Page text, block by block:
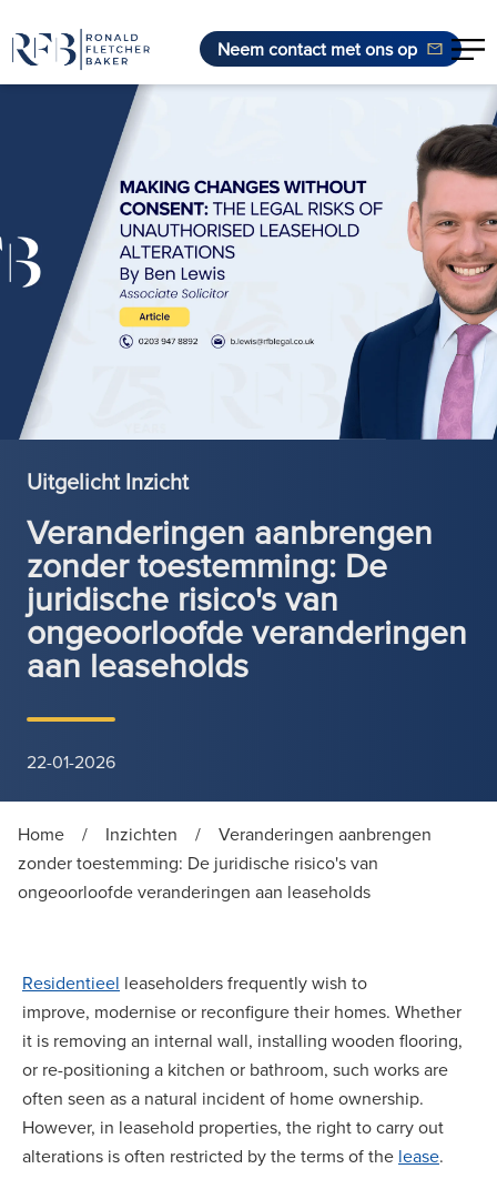
Ga naar de inhoud
Neem contact met ons op
Uitgelicht Inzicht
Veranderingen aanbrengen
zonder toestemming: De
juridische risico's van
ongeoorloofde veranderingen
aan leaseholds
22-01-2026
Home / Inzichten /
Veranderingen aanbrengen
zonder toestemming: De juridische risico's van
ongeoorloofde veranderingen aan leaseholds
Residentieel leaseholders frequently wish to
improve, modernise or reconfigure their homes. Whether
it is removing an internal wall, installing wooden flooring,
or re-positioning a kitchen or bathroom, such works are
often seen as a natural incident of home ownership.
However, in leasehold properties, the right to carry out
alterations is often restricted by the terms of the lease.